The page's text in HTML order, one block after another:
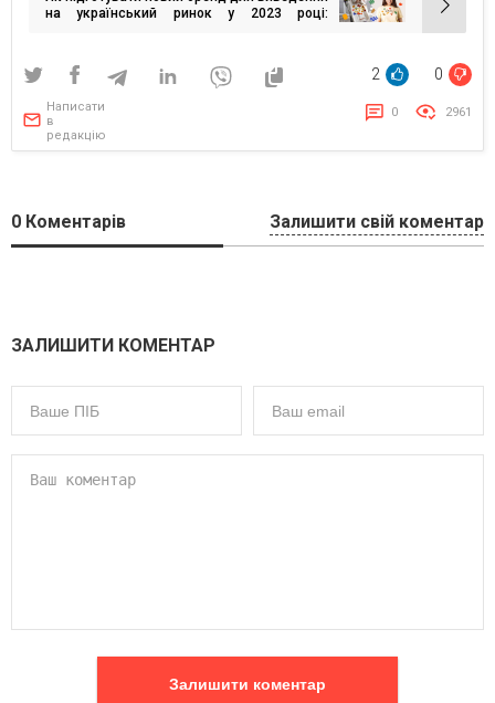
на український ринок у 2023 році:
2 0
Написати
в
редакцію
0 2961
0 Коментарів Залишити свій коментар
ЗАЛИШИТИ КОМЕНТАР
Залишити коментар